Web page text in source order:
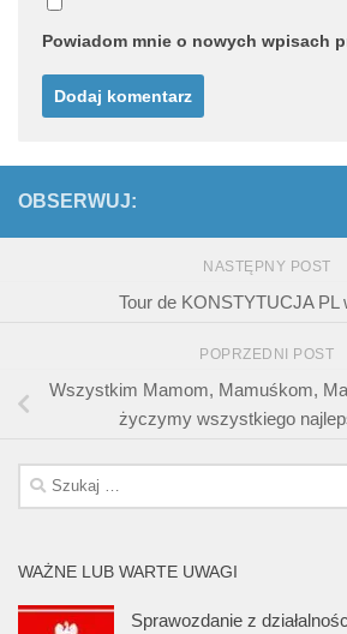
Powiadom mnie o nowych wpisach
OBSERWUJ:
NASTĘPNY POST
Tour de KONSTYTUCJA PL
POPRZEDNI POST
Wszystkim Mamom, Mamuśkom,
życzymy wszystkiego
Szukaj:
WAŻNE LUB WARTE UWAGI
Sprawozdanie z